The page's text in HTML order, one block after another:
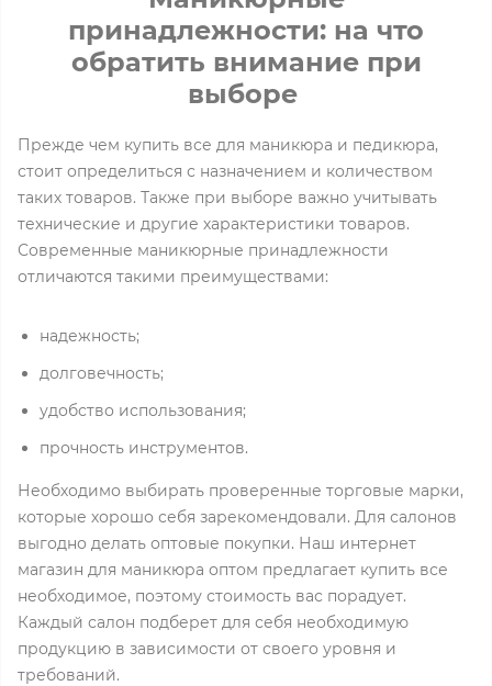
принадлежности: на что
обратить внимание при
выборе
Прежде чем купить все для маникюра и педикюра,
стоит определиться с назначением и количеством
таких товаров. Также при выборе важно учитывать
технические и другие характеристики товаров.
Современные маникюрные принадлежности
отличаются такими преимуществами:
надежность;
долговечность;
удобство использования;
прочность инструментов.
Необходимо выбирать проверенные торговые марки,
которые хорошо себя зарекомендовали. Для салонов
выгодно делать оптовые покупки. Наш интернет
магазин для маникюра оптом предлагает купить все
необходимое, поэтому стоимость вас порадует.
Каждый салон подберет для себя необходимую
продукцию в зависимости от своего уровня и
требований.